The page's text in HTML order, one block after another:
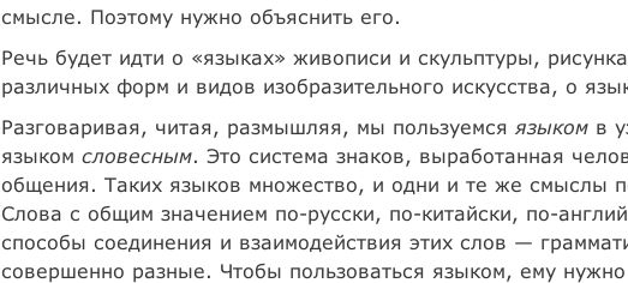
смысле. Поэтому нужно объяснить его.
Речь будет идти о «языках» живописи и скульптуры,
различных форм и видов изобразительного искусства, о
Разговаривая, читая, размышляя, мы пользуемся языкомв
языком словесным. Это система знаков, выработанная
общения. Таких языков множество, и одни и те же смыслы
Слова с общим значением по-русски, по-китайски, по-
способы соединения и взаимодействия этих слов —
совершенно разные. Чтобы пользоваться языком, ему